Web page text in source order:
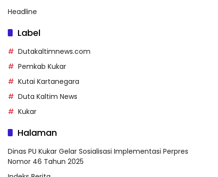
Headline
Label
Dutakaltimnews.com
Pemkab Kukar
Kutai Kartanegara
Duta Kaltim News
Kukar
Halaman
Dinas PU Kukar Gelar Sosialisasi Implementasi Perpres
Nomor 46 Tahun 2025